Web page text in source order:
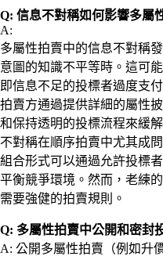
Q: 信息不對稱如何影響多屬
A:
多屬性拍賣中的信息不對稱
意圖的知識不平等時。這可
即信息不足的投標者過度支
拍賣方通過提供詳細的屬性
和保持透明的投標流程來緩
不對稱在順序拍賣中尤其成
組合形式可以通過允許投標
平衡競爭環境。然而，老練
需要強健的拍賣規則。
Q: 多屬性拍賣中公開和密封
A: 公開多屬性拍賣（例如升